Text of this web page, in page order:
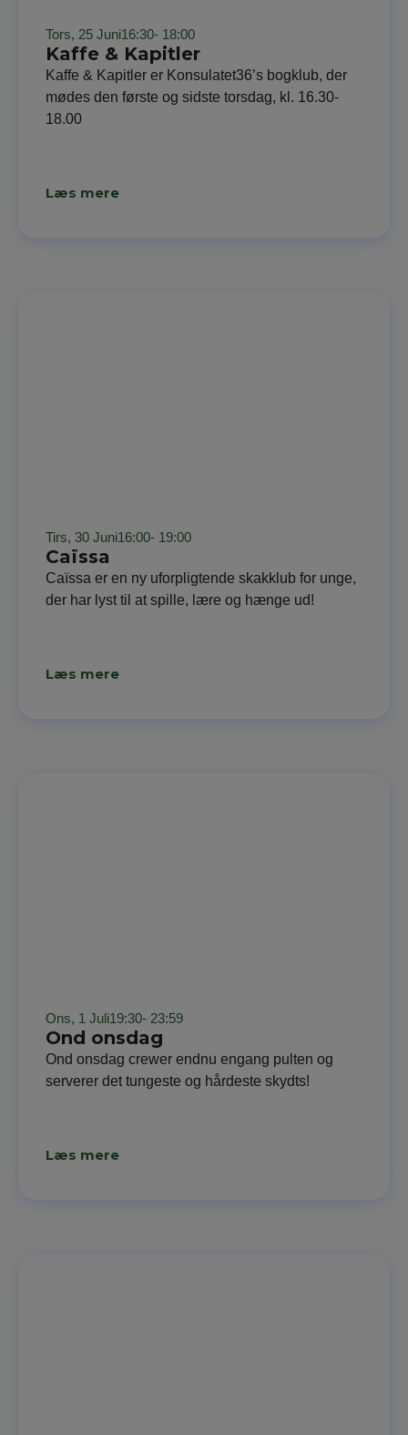
Tors, 25 Juni16:30- 18:00
Kaffe & Kapitler
Kaffe & Kapitler er Konsulatet36’s bogklub, der
mødes den første og sidste torsdag, kl. 16.30-
18.00
Læs mere
Tirs, 30 Juni16:00- 19:00
Caïssa
Caïssa er en ny uforpligtende skakklub for unge,
der har lyst til at spille, lære og hænge ud!
Læs mere
Ons, 1 Juli19:30- 23:59
Ond onsdag
Ond onsdag crewer endnu engang pulten og
serverer det tungeste og hårdeste skydts!
Læs mere